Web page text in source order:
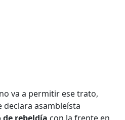
va a permitir ese trato,
declara asambleísta